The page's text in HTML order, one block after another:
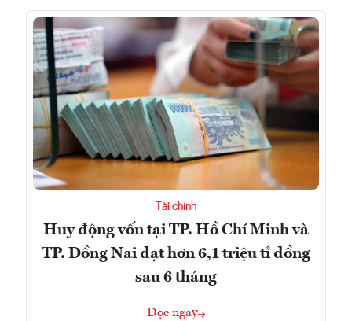
Tài chính
Huy động vốn tại TP. Hồ Chí Minh và
TP. Đồng Nai đạt hơn 6,1 triệu tỉ đồng
sau 6 tháng
Đọc ngay